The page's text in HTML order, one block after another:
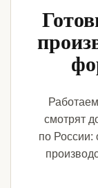
смотрят
по России: